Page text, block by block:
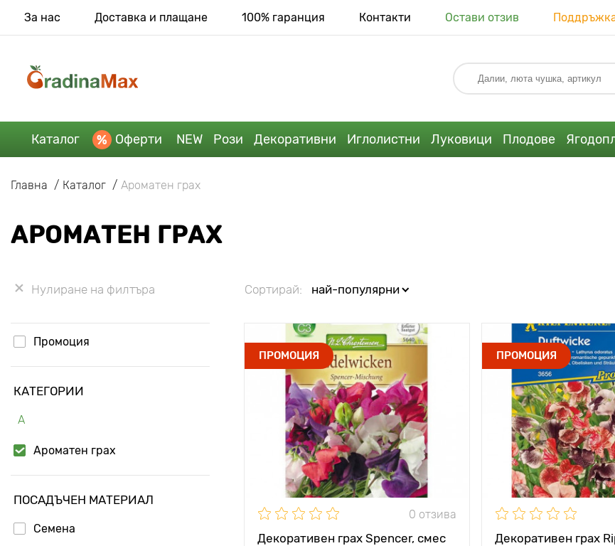
За нас Доставка и плащане 100% гаранция Контакти Остави отзив
Каталог Оферти NEW Рози Декоративни Иглолистни Луковици Плодове
Главна Каталог Ароматен грах
АРОМАТЕН ГРАХ
Нулиране на филтъра
Промоция
КАТЕГОРИИ
А
Ароматен грах
ПОСАДЪЧЕН МАТЕРИАЛ
Семена
Сортирай: най-популярни
ПРОМОЦИЯ
0 отзива
Декоративен грах Spencer, смес
Местоположение
Специални
характеристики
невероятна смес
Височина на
растението
200 - 250 см
Разстояние между
растенията
30 х 35 см
ПРОМОЦИЯ
Декоративен грах
Местоположение
Специални
характеристики
Височина на
растението
Разстояние между
растенията